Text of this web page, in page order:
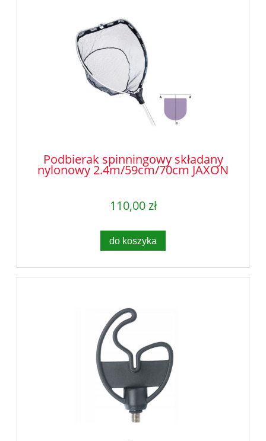
Podbierak spinningowy składany
nylonowy 2.4m/59cm/70cm JAXON
110,00 zł
do koszyka